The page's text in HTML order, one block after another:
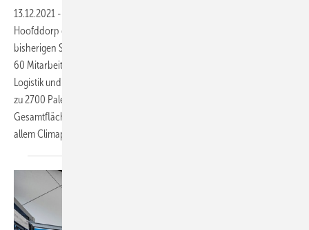
13.12.2021 -
Hoofddorp der neue Hauptsitz von Stulz. Der Standort ersetzt den
bisherigen Sitz in Amstelveen. In Hoofddorp sollen künftig mehr als
60 Mitarbeiter aus den Bereichen Innendienst, Service, Vertrieb,
Logistik und Produktion Platz finden. Mit Produktionsflächen und bis
zu 2700 Palettenlagerplätzen bietet der Standort eine nutzbare
Gesamtfläche von bis zu 9000 m². Produziert werden hier künftig vor
allemClimapac-Airhandling-Units.